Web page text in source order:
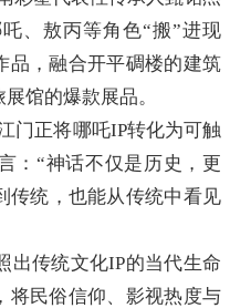
、敖丙等角色“搬”进现
品，融合开平碉楼的建筑
馆的爆款展品。
正将哪吒IP转化为可触
：“神话不仅是历史，更
统，也能从传统中看见
传统文化IP的当代生命
将民俗信仰、影视热度与